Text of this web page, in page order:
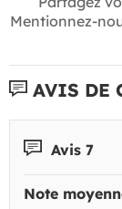
Mentionnez-
AVIS DE
Avis 7
Note